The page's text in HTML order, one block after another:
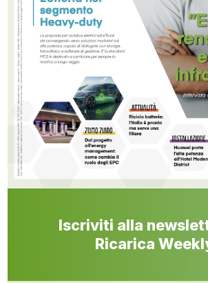
Iscriviti alla
Ricarica